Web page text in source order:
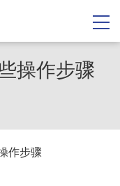
操作步骤
作步骤